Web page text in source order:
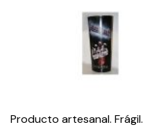
Producto artesanal. Frágil.